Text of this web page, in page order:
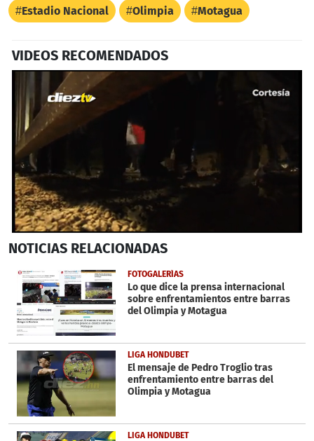
Estadio Nacional Olimpia Motagua
VIDEOS RECOMENDADOS
seconds
minute,
39
seconds
NOTICIAS RELACIONADAS
FOTOGALERÍAS
Lo que dice la prensa internacional
sobre enfrentamientos entre barras
del Olimpia y Motagua
LIGA HONDUBET
El mensaje de Pedro Troglio tras
enfrentamiento entre barras del
Olimpia y Motagua
LIGA HONDUBET